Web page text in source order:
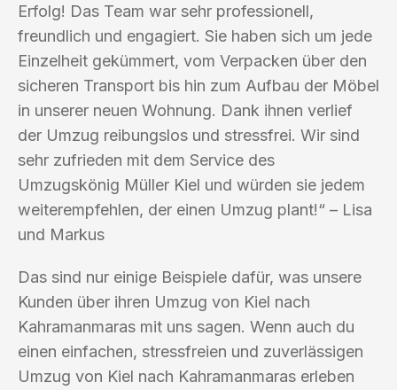
Erfolg! Das Team war sehr professionell,
freundlich und engagiert. Sie haben sich um jede
Einzelheit gekümmert, vom Verpacken über den
sicheren Transport bis hin zum Aufbau der Möbel
in unserer neuen Wohnung. Dank ihnen verlief
der Umzug reibungslos und stressfrei. Wir sind
sehr zufrieden mit dem Service des
Umzugskönig Müller Kiel und würden sie jedem
weiterempfehlen, der einen Umzug plant!“ – Lisa
und Markus
Das sind nur einige Beispiele dafür, was unsere
Kunden über ihren Umzug von Kiel nach
Kahramanmaras mit uns sagen. Wenn auch du
einen einfachen, stressfreien und zuverlässigen
Umzug von Kiel nach Kahramanmaras erleben